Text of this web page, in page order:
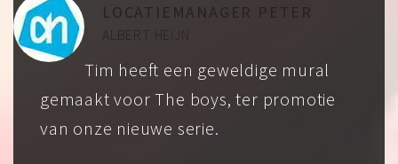
LOCATIEMANAGER PETER
ALBERT HEIJN
Tim heeft een geweldige mural
gemaakt voor The boys, ter promotie
van onze nieuwe serie.